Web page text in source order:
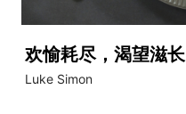
欢愉耗尽，渴望滋长
Luke Simon